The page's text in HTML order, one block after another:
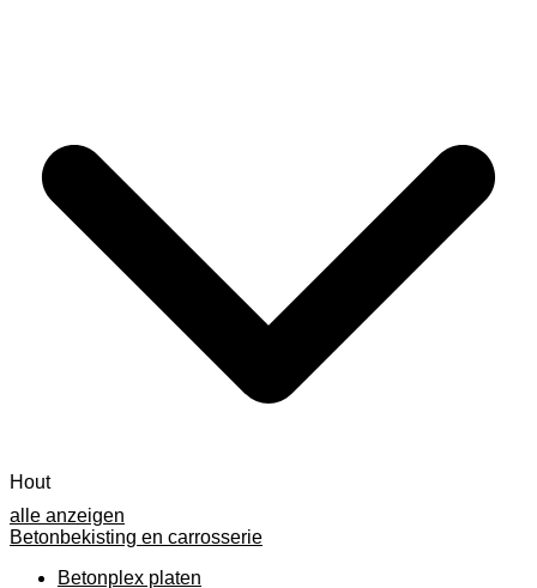
alle anzeigen
Betonbekisting en carrosserie
Betonplex platen
Hout